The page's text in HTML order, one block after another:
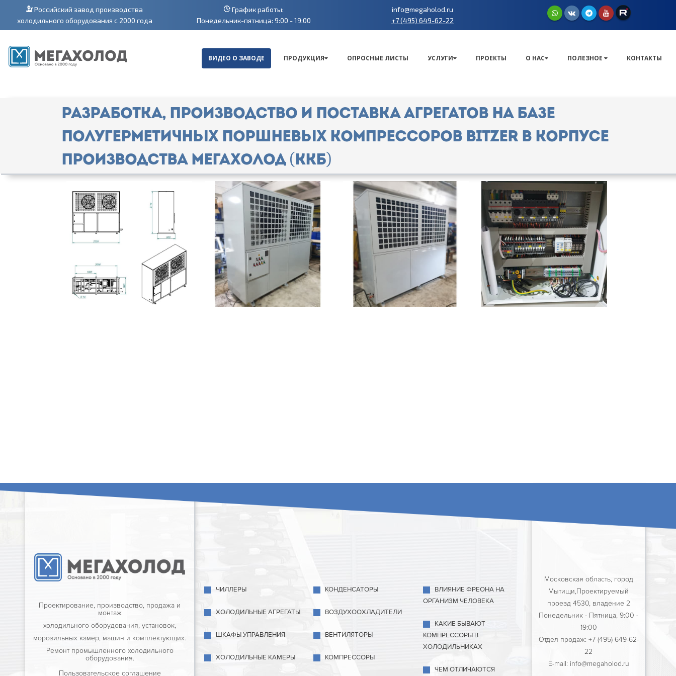
Российский завод производства
холодильного оборудования с 2000 года
График работы:
Понедельник-пятница: 9:00 - 19:00
info@megaholod.ru
+7 (495) 649-62-22
ВИДЕО О ЗАВОДЕ ПРОДУКЦИЯ ОПРОСНЫЕ ЛИСТЫ УСЛУГИ ПРОЕКТЫ О НАС ПОЛЕЗНОЕ КОНТАКТЫ
Разработка, производство и поставка агрегатов на базе
полугерметичных поршневых компрессоров Bitzer в корпусе
производства МЕГАХОЛОД (ККБ)
Проектирование, производство, продажа и
монтаж
холодильного оборудования, установок,
морозильных камер, машин и комплектующих.
Ремонт промышленного холодильного
оборудования.
Пользовательское соглашение
ЧИЛЛЕРЫ
ХОЛОДИЛЬНЫЕ АГРЕГАТЫ
ШКАФЫ УПРАВЛЕНИЯ
ХОЛОДИЛЬНЫЕ КАМЕРЫ
КОНДЕНСАТОРЫ
ВОЗДУХООХЛАДИТЕЛИ
ВЕНТИЛЯТОРЫ
КОМПРЕССОРЫ
ВЛИЯНИЕ ФРЕОНА НА
ОРГАНИЗМ ЧЕЛОВЕКА
КАКИЕ БЫВАЮТ
КОМПРЕССОРЫ В
ХОЛОДИЛЬНИКАХ
ЧЕМ ОТЛИЧАЮТСЯ
Московская область, город
Мытищи,Проектируемый
проезд 4530, владение 2
Понедельник - Пятница, 9:00 -
19:00
Отдел продаж: +7 (495) 649-62-
22
E-mail: info@megaholod.ru